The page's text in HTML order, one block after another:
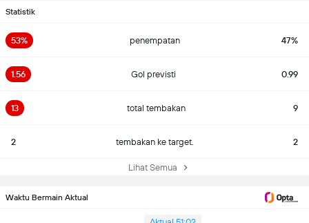
Statistik
53% penempatan 47%
1.56 Gol previsti 0.99
13 total tembakan 9
2 tembakan ke target. 2
Lihat Semua
Waktu Bermain Aktual